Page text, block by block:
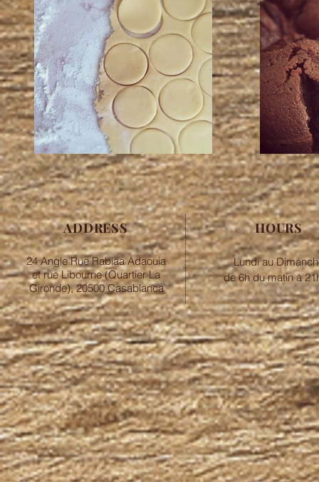
24 Angle Rue Rabiaa Adaouia
et rue Libourne (Quartier La
Gironde), 20500 Casablanca
Lundi au
de 6h du matin à
HOURS
ADDRESS